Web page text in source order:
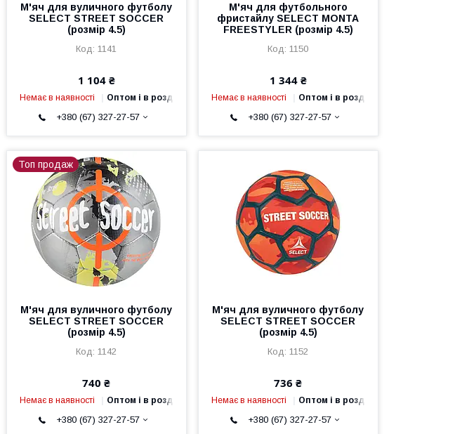
М'яч для вуличного футболу
SELECT STREET SOCCER
(розмір 4.5)
1141
1 104 ₴
Немає в наявності Оптом і в роздріб
+380 (67) 327-27-57
М'яч для футбольного
фристайлу SELECT MONTA
FREESTYLER (розмір 4.5)
1150
1 344 ₴
Немає в наявності Оптом і в роздріб
+380 (67) 327-27-57
Топ продаж
М'яч для вуличного футболу
SELECT STREET SOCCER
(розмір 4.5)
1142
740 ₴
Немає в наявності Оптом і в роздріб
+380 (67) 327-27-57
М'яч для вуличного футболу
SELECT STREET SOCCER
(розмір 4.5)
1152
736 ₴
Немає в наявності Оптом і в роздріб
+380 (67) 327-27-57